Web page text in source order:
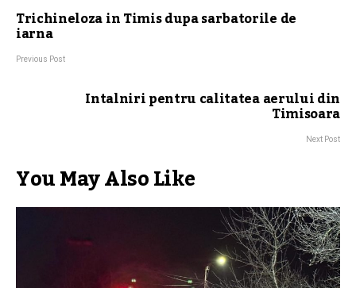
Trichineloza in Timis dupa sarbatorile de
iarna
Previous Post
Intalniri pentru calitatea aerului din
Timisoara
Next Post
You May Also Like